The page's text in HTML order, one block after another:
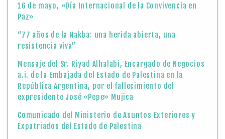
16 de mayo, «Día Internacional de la Convivencia en
Paz»
“77 años de la Nakba: una herida abierta, una
resistencia viva”
Mensaje del Sr. Riyad Alhalabi, Encargado de Negocios
a.i. de la Embajada del Estado de Palestina en la
República Argentina, por el fallecimiento del
expresidente José «Pepe» Mujica
Comunicado del Ministerio de Asuntos Exteriores y
Expatriados del Estado de Palestina